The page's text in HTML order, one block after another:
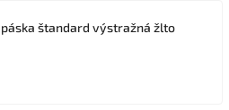
štandard výstražná žlto